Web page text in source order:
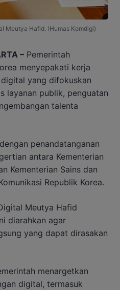
Meutya Hafid. (Humas Komdigi)
– Pemerintah
menyepakati kerja
yang difokuskan
layanan publik, penguatan
talenta
penandatanganan
antara Kementerian
Kementerian Sains dan
Republik Korea.
Meutya Hafid
diarahkan agar
yang dapat dirasakan
menargetkan
digital, termasuk